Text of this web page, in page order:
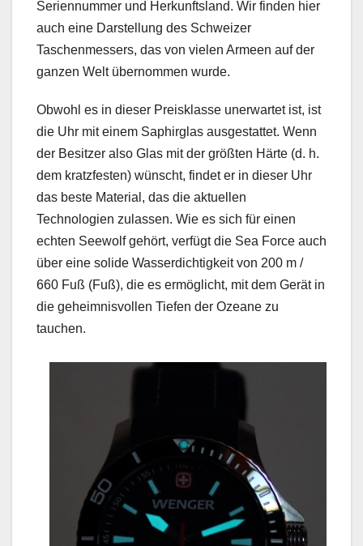
Seriennummer und Herkunftsland. Wir finden hier
auch eine Darstellung des Schweizer
Taschenmessers, das von vielen Armeen auf der
ganzen Welt übernommen wurde.
Obwohl es in dieser Preisklasse unerwartet ist, ist
die Uhr mit einem Saphirglas ausgestattet. Wenn
der Besitzer also Glas mit der größten Härte (d. h.
dem kratzfesten) wünscht, findet er in dieser Uhr
das beste Material, das die aktuellen
Technologien zulassen. Wie es sich für einen
echten Seewolf gehört, verfügt die Sea Force auch
über eine solide Wasserdichtigkeit von 200 m /
660 Fuß (Fuß), die es ermöglicht, mit dem Gerät in
die geheimnisvollen Tiefen der Ozeane zu
tauchen.